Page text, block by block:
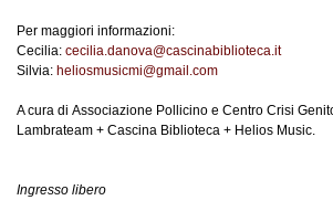
Per maggiori informazioni:
Cecilia: cecilia.danova@cascinabiblioteca.it
Silvia: heliosmusicmi@gmail.com
A cura di Associazione Pollicino e Centro Crisi
Lambrateam + Cascina Biblioteca + Helios Music.
Ingresso libero